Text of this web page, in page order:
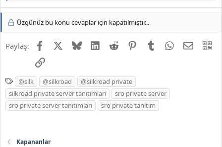
k
i
e
Üzgünüz bu konu cevaplar için kapatılmıştır...
Paylaş: Facebook BlueskyLinkedIn
Reddit PinterestTumblr WhatsApp
E-posta
Link
E
t
i
k
@silk @silkroad
@silkroad private
silkroad private server tanıtımları
sro private server
sro private server tanıtımları
sro private tanıtım
Kapananlar